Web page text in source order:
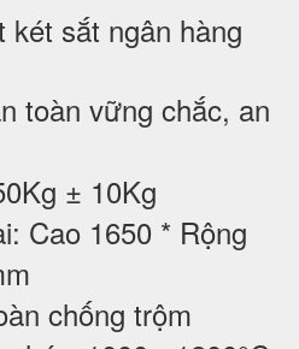
két sắt ngân hàng
toàn vững chắc, an
± 10Kg
Cao 1650 * Rộng
chống trộm